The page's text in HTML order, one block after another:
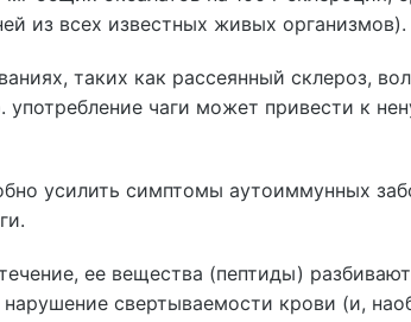
из всех известных живых организмов).
таких как рассеянный склероз,
употребление чаги может привести к
усилить симптомы аутоиммунных
ее вещества (пептиды)
нарушение свертываемости крови (и,